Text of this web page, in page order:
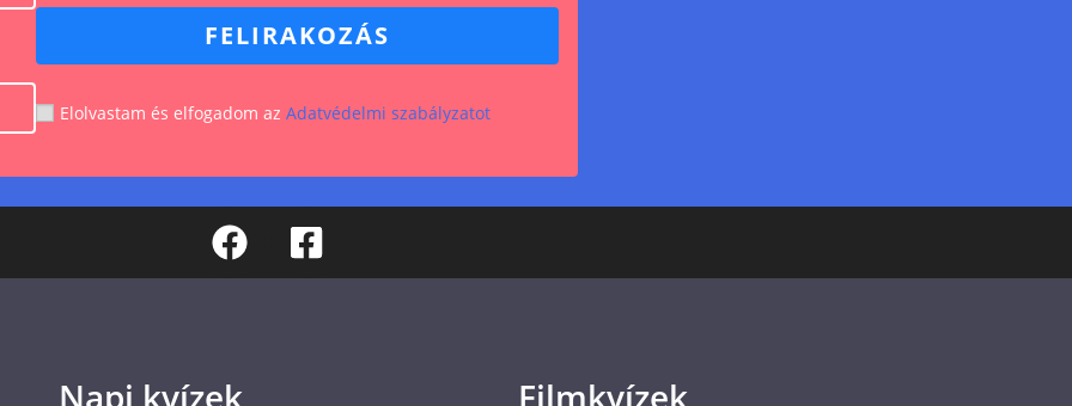
FELIRAKOZÁS
Elolvastam és elfogadom az Adatvédelmi szabályzatot
Napi kvízek Filmkvízek